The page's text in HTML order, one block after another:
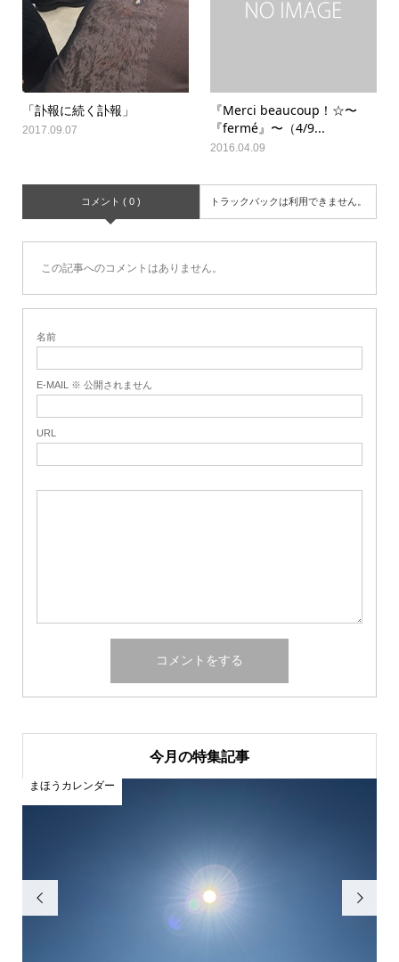
「訃報に続く訃報」
2017.09.07
『Merci beaucoup！☆〜
『fermé』〜（4/9...
2016.04.09
コメント ( 0 ) トラックバックは利用できません。
この記事へのコメントはありません。
名前
E-MAIL ※ 公開されません
URL
今月の特集記事

まほうカレンダー
